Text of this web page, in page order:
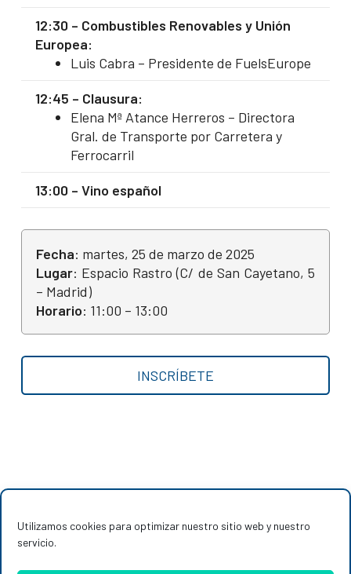
Utilizamos cookies para optimizar nuestro sitio web y nuestro
servicio.
12:30 – Combustibles Renovables y Unión
Europea:
Luis Cabra – Presidente de FuelsEurope
12:45 – Clausura:
Elena Mª Atance Herreros – Directora
Gral. de Transporte por Carretera y
Ferrocarril
13:00 – Vino español
Fecha: martes, 25 de marzo de 2025
Lugar: Espacio Rastro (C/ de San Cayetano, 5
– Madrid)
Horario: 11:00 – 13:00
INSCRÍBETE